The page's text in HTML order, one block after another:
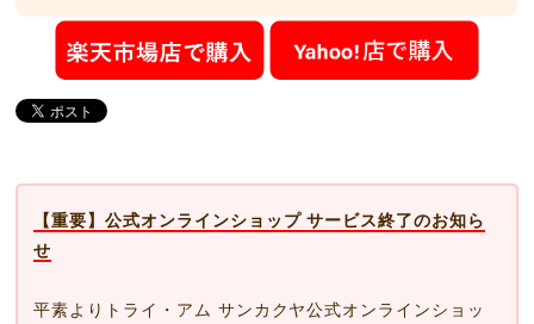
【重要】公式オンラインショップ サービス終了のお知ら
せ
平素よりトライ・アム サンカクヤ公式オンラインショッ